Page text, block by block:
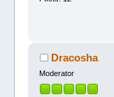
Dracosha
Moderator